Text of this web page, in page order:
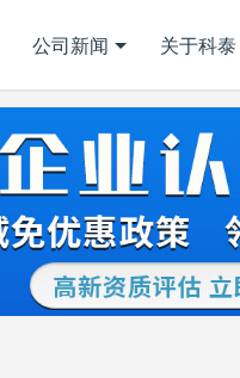
公司新闻 关于科泰